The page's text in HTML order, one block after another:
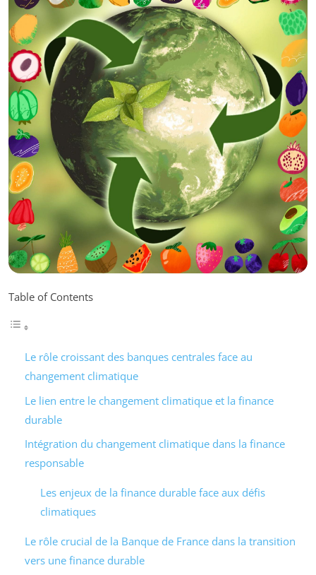
Table of Contents
Le rôle croissant des banques centrales face au
changement climatique
Le lien entre le changement climatique et la finance
durable
Intégration du changement climatique dans la finance
responsable
Les enjeux de la finance durable face aux défis
climatiques
Le rôle crucial de la Banque de France dans la transition
vers une finance durable